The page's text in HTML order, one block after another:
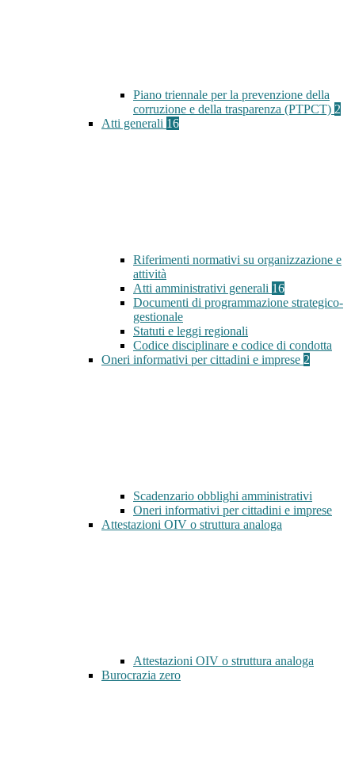
Piano triennale per la prevenzione della
corruzione e della trasparenza (PTPCT) 2
Atti generali 16
Riferimenti normativi su organizzazione e
attività
Atti amministrativi generali 16
Documenti di programmazione strategico-
gestionale
Statuti e leggi regionali
Codice disciplinare e codice di condotta
Oneri informativi per cittadini e imprese 2
Scadenzario obblighi amministrativi
Oneri informativi per cittadini e imprese
Attestazioni OIV o struttura analoga
Attestazioni OIV o struttura analoga
Burocrazia zero